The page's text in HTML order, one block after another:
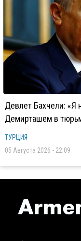
Девлет Бахчели: «Я
Демирташем в
ТУРЦИЯ
05 Августа 2026 - 22:09